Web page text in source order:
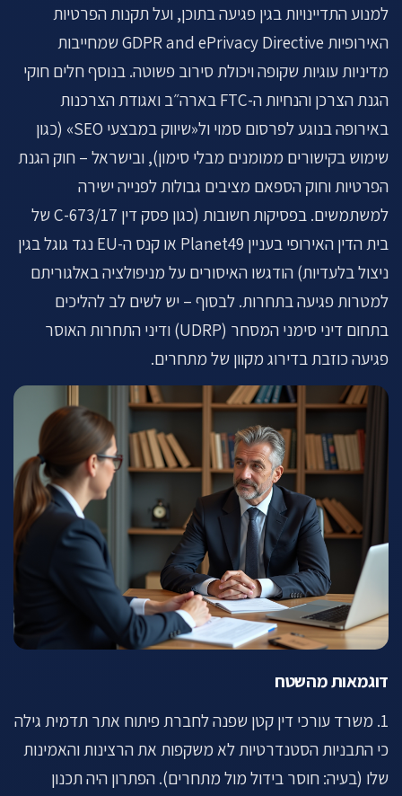
למנוע התדיינויות בגין פגיעה בתוכן, ועל תקנות הפרטיות
האירופיות GDPR and ePrivacy Directive שמחייבות
מדיניות עוגיות שקופה ויכולת סירוב פשוטה. בנוסף חלים חוקי
הגנת הצרכן והנחיות ה-FTC בארה״ב ואגודת הצרכנות
באירופה בנוגע לפרסום סמוי ול«שיווק במבצעי SEO» (כגון
שימוש בקישורים ממומנים מבלי סימון), ובישראל – חוק הגנת
הפרטיות וחוק הספאם מציבים גבולות לפנייה ישירה
למשתמשים. בפסיקות חשובות (כגון פסק דין C-673/17 של
בית הדין האירופי בעניין Planet49 או קנס ה-EU נגד גוגל בגין
ניצול בלעדיות) הודגשו האיסורים על מניפולציה באלגוריתם
למטרות פגיעה בתחרות. לבסוף – יש לשים לב להליכים
בתחום דיני סימני המסחר (UDRP) ודיני התחרות האוסר
פגיעה כוזבת בדירוג מקוון של מתחרים.
דוגמאות מהשטח
1. משרד עורכי דין קטן שפנה לחברת פיתוח אתר תדמית גילה
כי התבניות הסטנדרטיות לא משקפות את הרצינות והאמינות
שלו (בעיה: חוסר בידול מול מתחרים). הפתרון היה תכנון